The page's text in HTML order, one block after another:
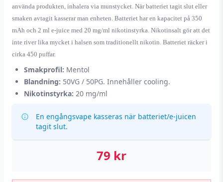
använda produkten, inhalera via munstycket. När batteriet tagit slut eller
smaken avtagit kasserar man enheten. Batteriet har en kapacitet på 350
mAh och 2 ml e-juice med 20 mg/ml nikotinstyrka. Nikotinsalt gör att det
inte river lika mycket i halsen som traditionellt nikotin. Batteriet räcker i
cirka 450 puffar.
Smakprofil: Mentol
Blandning: 50VG / 50PG. Innehåller cooling.
Nikotinstyrka: 20 mg/ml
En engångsvape kasseras när batteriet/e-juicen
tagit slut.
79 kr